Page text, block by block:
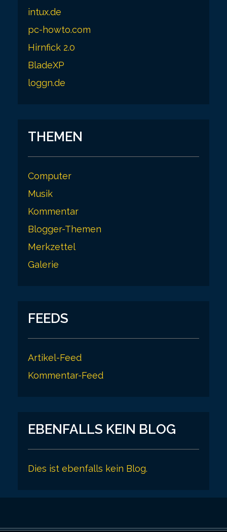
intux.de
pc-howto.com
Hirnfick 2.0
BladeXP
loggn.de
THEMEN
Computer
Musik
Kommentar
Blogger-Themen
Merkzettel
Galerie
FEEDS
Artikel-Feed
Kommentar-Feed
EBENFALLS KEIN BLOG
Dies ist ebenfalls kein Blog.